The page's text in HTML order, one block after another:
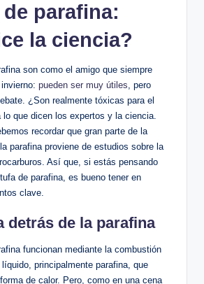
parafina:
la ciencia?
son como‌ el amigo que siempre
pueden ser muy útiles, pero
¿Son​ realmente‍ tóxicas para el
lo‍ que dicen los expertos y la ciencia.
⁤recordar⁣ que gran parte de⁣ la⁣
parafina proviene⁣ de estudios​ sobre la
Así que, si estás pensando
de parafina, es​ bueno tener en
clave.
detrás‍ de la parafina
funcionan mediante la combustión
principalmente parafina,⁣ que
de ‌calor. Pero, como en ⁤una ⁤cena